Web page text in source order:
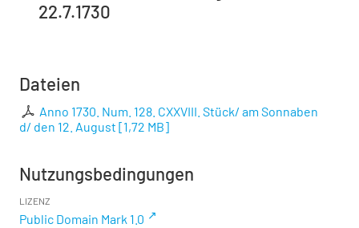
22.7.1730
Dateien
Anno 1730. Num. 128. CXXVIII. Stück/ am Sonnaben
d/ den 12. August [1,72 MB]
Nutzungsbedingungen
LIZENZ
Public Domain Mark 1.0